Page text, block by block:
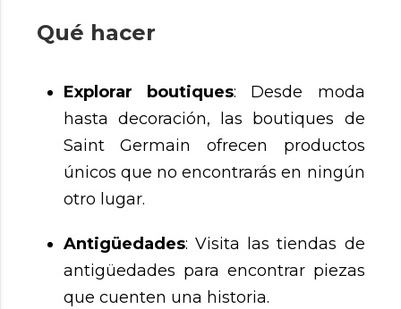
Qué hacer
Explorar boutiques: Desde moda
hasta decoración, las boutiques de
Saint Germain ofrecen productos
únicos que no encontrarás en ningún
otro lugar.
Antigüedades: Visita las tiendas de
antigüedades para encontrar piezas
que cuenten una historia.